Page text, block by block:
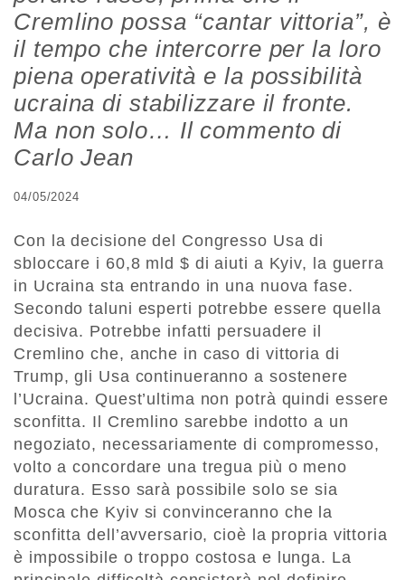
Cremlino possa “cantar vittoria”, è
il tempo che intercorre per la loro
piena operatività e la possibilità
ucraina di stabilizzare il fronte.
Ma non solo… Il commento di
Carlo Jean
04/05/2024
Con la decisione del Congresso Usa di
sbloccare i 60,8 mld $ di aiuti a Kyiv, la guerra
in Ucraina sta entrando in una nuova fase.
Secondo taluni esperti potrebbe essere quella
decisiva. Potrebbe infatti persuadere il
Cremlino che, anche in caso di vittoria di
Trump, gli Usa continueranno a sostenere
l’Ucraina. Quest’ultima non potrà quindi essere
sconfitta. Il Cremlino sarebbe indotto a un
negoziato, necessariamente di compromesso,
volto a concordare una tregua più o meno
duratura. Esso sarà possibile solo se sia
Mosca che Kyiv si convinceranno che la
sconfitta dell’avversario, cioè la propria vittoria
è impossibile o troppo costosa e lunga. La